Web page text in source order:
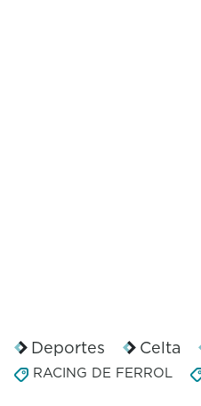
Deportes Celta
RACING DE FERROL